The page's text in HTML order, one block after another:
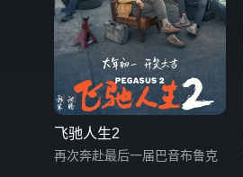
飞驰人生2
再次奔赴最后一届巴音布鲁克